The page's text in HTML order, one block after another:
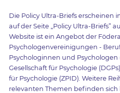
Die Policy Ultra-Briefs erscheinen
auf der Seite „Policy Ultra-Briefs”
Website ist ein Angebot der
Psychologenvereinigungen -
Psychologinnen und
Gesellschaft für Psychologie
für Psychologie (ZPID). Weitere
relevanten Themen befinden sich